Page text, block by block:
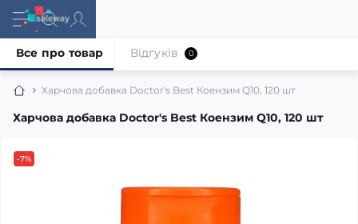
Харчова добавка Doctor's Best Коензим Q10, 120 шт
Харчова добавка Doctor's Best Коензим Q10, 120 шт
Все про товар Відгуків 0
-7%